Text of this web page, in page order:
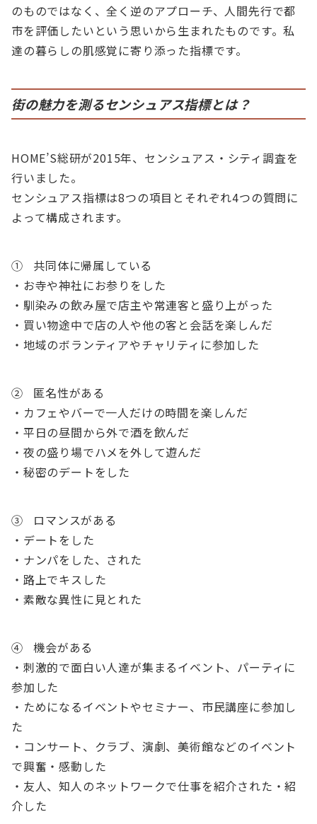
のものではなく、全く逆のアプローチ、人間先行で都
市を評価したいという思いから生まれたものです。私
達の暮らしの肌感覚に寄り添った指標です。
街の魅力を測るセンシュアス指標とは？
HOME’S総研が2015年、センシュアス・シティ調査を
行いました。
センシュアス指標は8つの項目とそれぞれ4つの質問に
よって構成されます。
① 共同体に帰属している
・お寺や神社にお参りをした
・馴染みの飲み屋で店主や常連客と盛り上がった
・買い物途中で店の人や他の客と会話を楽しんだ
・地域のボランティアやチャリティに参加した
② 匿名性がある
・カフェやバーで一人だけの時間を楽しんだ
・平日の昼間から外で酒を飲んだ
・夜の盛り場でハメを外して遊んだ
・秘密のデートをした
③ ロマンスがある
・デートをした
・ナンパをした、された
・路上でキスした
・素敵な異性に見とれた
④ 機会がある
・刺激的で面白い人達が集まるイベント、パーティに
参加した
・ためになるイベントやセミナー、市民講座に参加し
た
・コンサート、クラブ、演劇、美術館などのイベント
で興奮・感動した
・友人、知人のネットワークで仕事を紹介された・紹
介した